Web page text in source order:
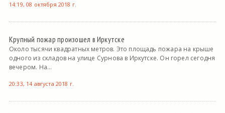
14:19, 08 октября 2018 г.
Крупный пожар произошел в Иркутске
Около тысячи квадратных метров. Это площадь пожара на крыше
одного из складов на улице Сурнова в Иркутске. Он горел сегодня
вечером. На...
20:33, 14 августа 2018 г.